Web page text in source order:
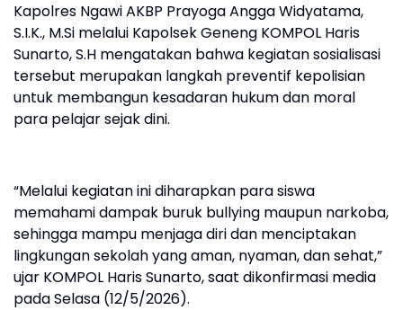
Kapolres Ngawi AKBP Prayoga Angga Widyatama,
S.I.K., M.Si melalui Kapolsek Geneng KOMPOL Haris
Sunarto, S.H mengatakan bahwa kegiatan sosialisasi
tersebut merupakan langkah preventif kepolisian
untuk membangun kesadaran hukum dan moral
para pelajar sejak dini.
“Melalui kegiatan ini diharapkan para siswa
memahami dampak buruk bullying maupun narkoba,
sehingga mampu menjaga diri dan menciptakan
lingkungan sekolah yang aman, nyaman, dan sehat,”
ujar KOMPOL Haris Sunarto, saat dikonfirmasi media
pada Selasa (12/5/2026).